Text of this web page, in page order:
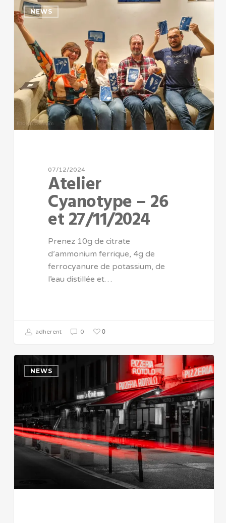
NEWS
07/12/2024
Atelier
Cyanotype – 26
et 27/11/2024
Prenez 10g de citrate
d’ammonium ferrique, 4g de
ferrocyanure de potassium, de
l’eau distillée et…
adherent 0 0
NEWS